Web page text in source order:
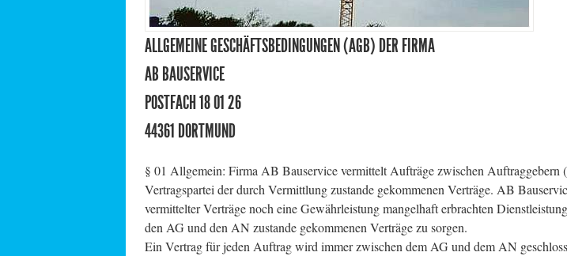
ALLGEMEINE GESCHÄFTSBEDINGUNGEN (AGB) DER FIRMA
AB BAUSERVICE
POSTFACH 18 01 26
44361 DORTMUND
§ 01 Allgemein: Firma AB Bauservice vermittelt Aufträge zwischen
Vertragspartei der durch Vermittlung zustande gekommenen Verträge. AB
vermittelter Verträge noch eine Gewährleistung mangelhaft erbrachten
den AG und den AN zustande gekommenen Verträge zu sorgen.
Ein Vertrag für jeden Auftrag wird immer zwischen dem AG und dem AN